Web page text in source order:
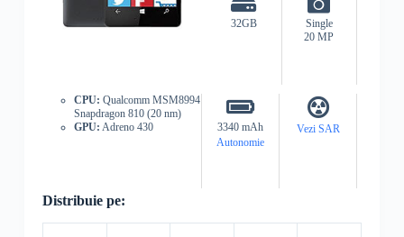
32GB
Single
20 MP
CPU: Qualcomm MSM8994
Snapdragon 810 (20 nm)
GPU: Adreno 430
3340 mAh
Autonomie
Vezi SAR
Distribuie pe: